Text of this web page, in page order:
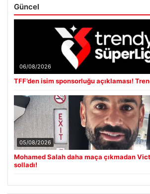
Güncel
06/08/2026
TFF’den isim sponsorluğu açıklaması!
05/08/2026
Mohamed Salah daha maça çıkmadan
solladı!